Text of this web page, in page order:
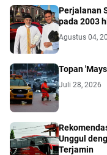
Perjalanan
pada 2003
Agustus 04,
Topan
Juli 28, 2026
Unggul
Terjamin